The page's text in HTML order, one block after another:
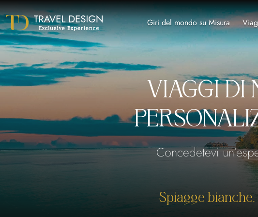
Giri del mondo su Misura
VIAGGI DI
Concedetevi
Spiagge